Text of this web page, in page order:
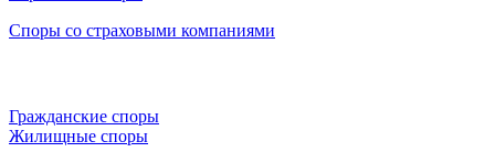
Споры со страховыми компаниями
Гражданские споры
Жилищные споры